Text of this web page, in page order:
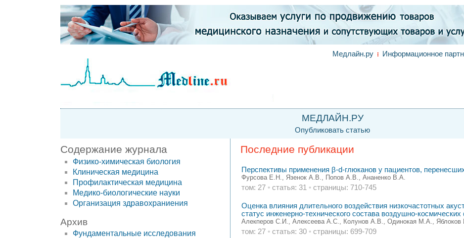
Медлайн.ру Информационное
МЕДЛАЙН.РУ
Опубликовать статью
Содержание журнала
Физико-химическая биология
Клиническая медицина
Профилактическая медицина
Медико-биологические науки
Организация здравохраниения
Архив
Фундаментальные исследования
Последние публикации
Перспективы применения β-d-глюканов у пациентов,
Фурсова Е.Н., Язенок А.В., Попов А.В., Ананенко В.А.
том: 27 • статья: 31 • страницы: 710-745
Оценка влияния длительного воздействия низкочастотных
статус инженерно-технического состава воздушно-
Алекперов С.И., Алексеева А.С., Колунов А.В., Одинокая М.А., Яблоков
том: 27 • статья: 30 • страницы: 699-709